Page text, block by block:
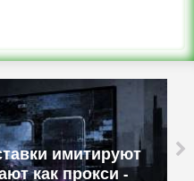
имитируют
как прокси -